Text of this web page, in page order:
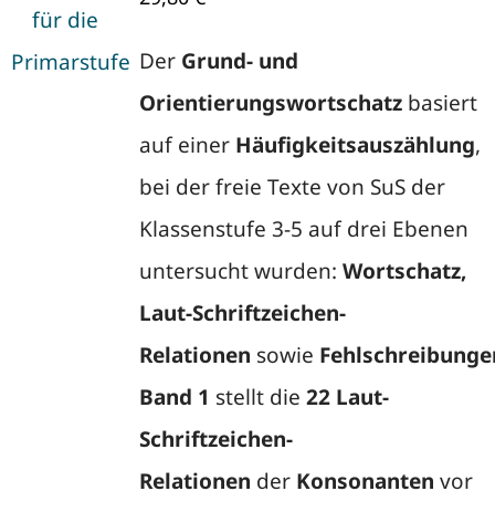
Der Grund- und
Orientierungswortschatzbasiert
auf einer Häufigkeitsauszählung,
bei der freie Texte von SuS der
Klassenstufe 3-5 auf drei Ebenen
untersucht wurden: Wortschatz,
Laut-Schriftzeichen-
Relationen sowie
Band 1 stellt die 22 Laut-
Schriftzeichen-
Relationen der Konsonanten vor